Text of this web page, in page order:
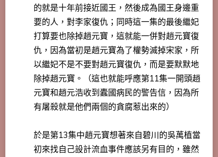
的就是十年前接近國王，然後成為國王身邊重
要的人，對李家復仇；同時這一集的最後繼妃
打算要也除掉趙元寶，這就能一併對趙元寶復
仇，因為當初是趙元寶為了權勢滅掉宋家，所
以繼妃不是不要對趙元寶復仇，而是要默默地
除掉趙元寶。（這也就能呼應第11集一開頭趙
元寶和趙元浩收到蠹國病民的警告信，因為所
有屠殺就是他們兩個的貪腐惹出來的）
於是第13集中趙元寶想著來自碧川的吳萬植當
初來找自己設計流血事件應該另有目的，雖然